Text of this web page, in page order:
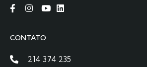
CONTATO
214 374 235